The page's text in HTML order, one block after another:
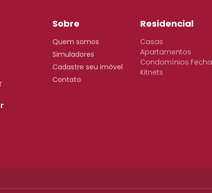
Sobre
Quem somos
Simuladores
Cadastre seu imóvel
Contato
Residencial
Casas
Apartamentos
Condomínios
Kitnets